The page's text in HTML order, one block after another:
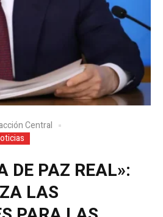
Central
DE PAZ REAL»:
LAS